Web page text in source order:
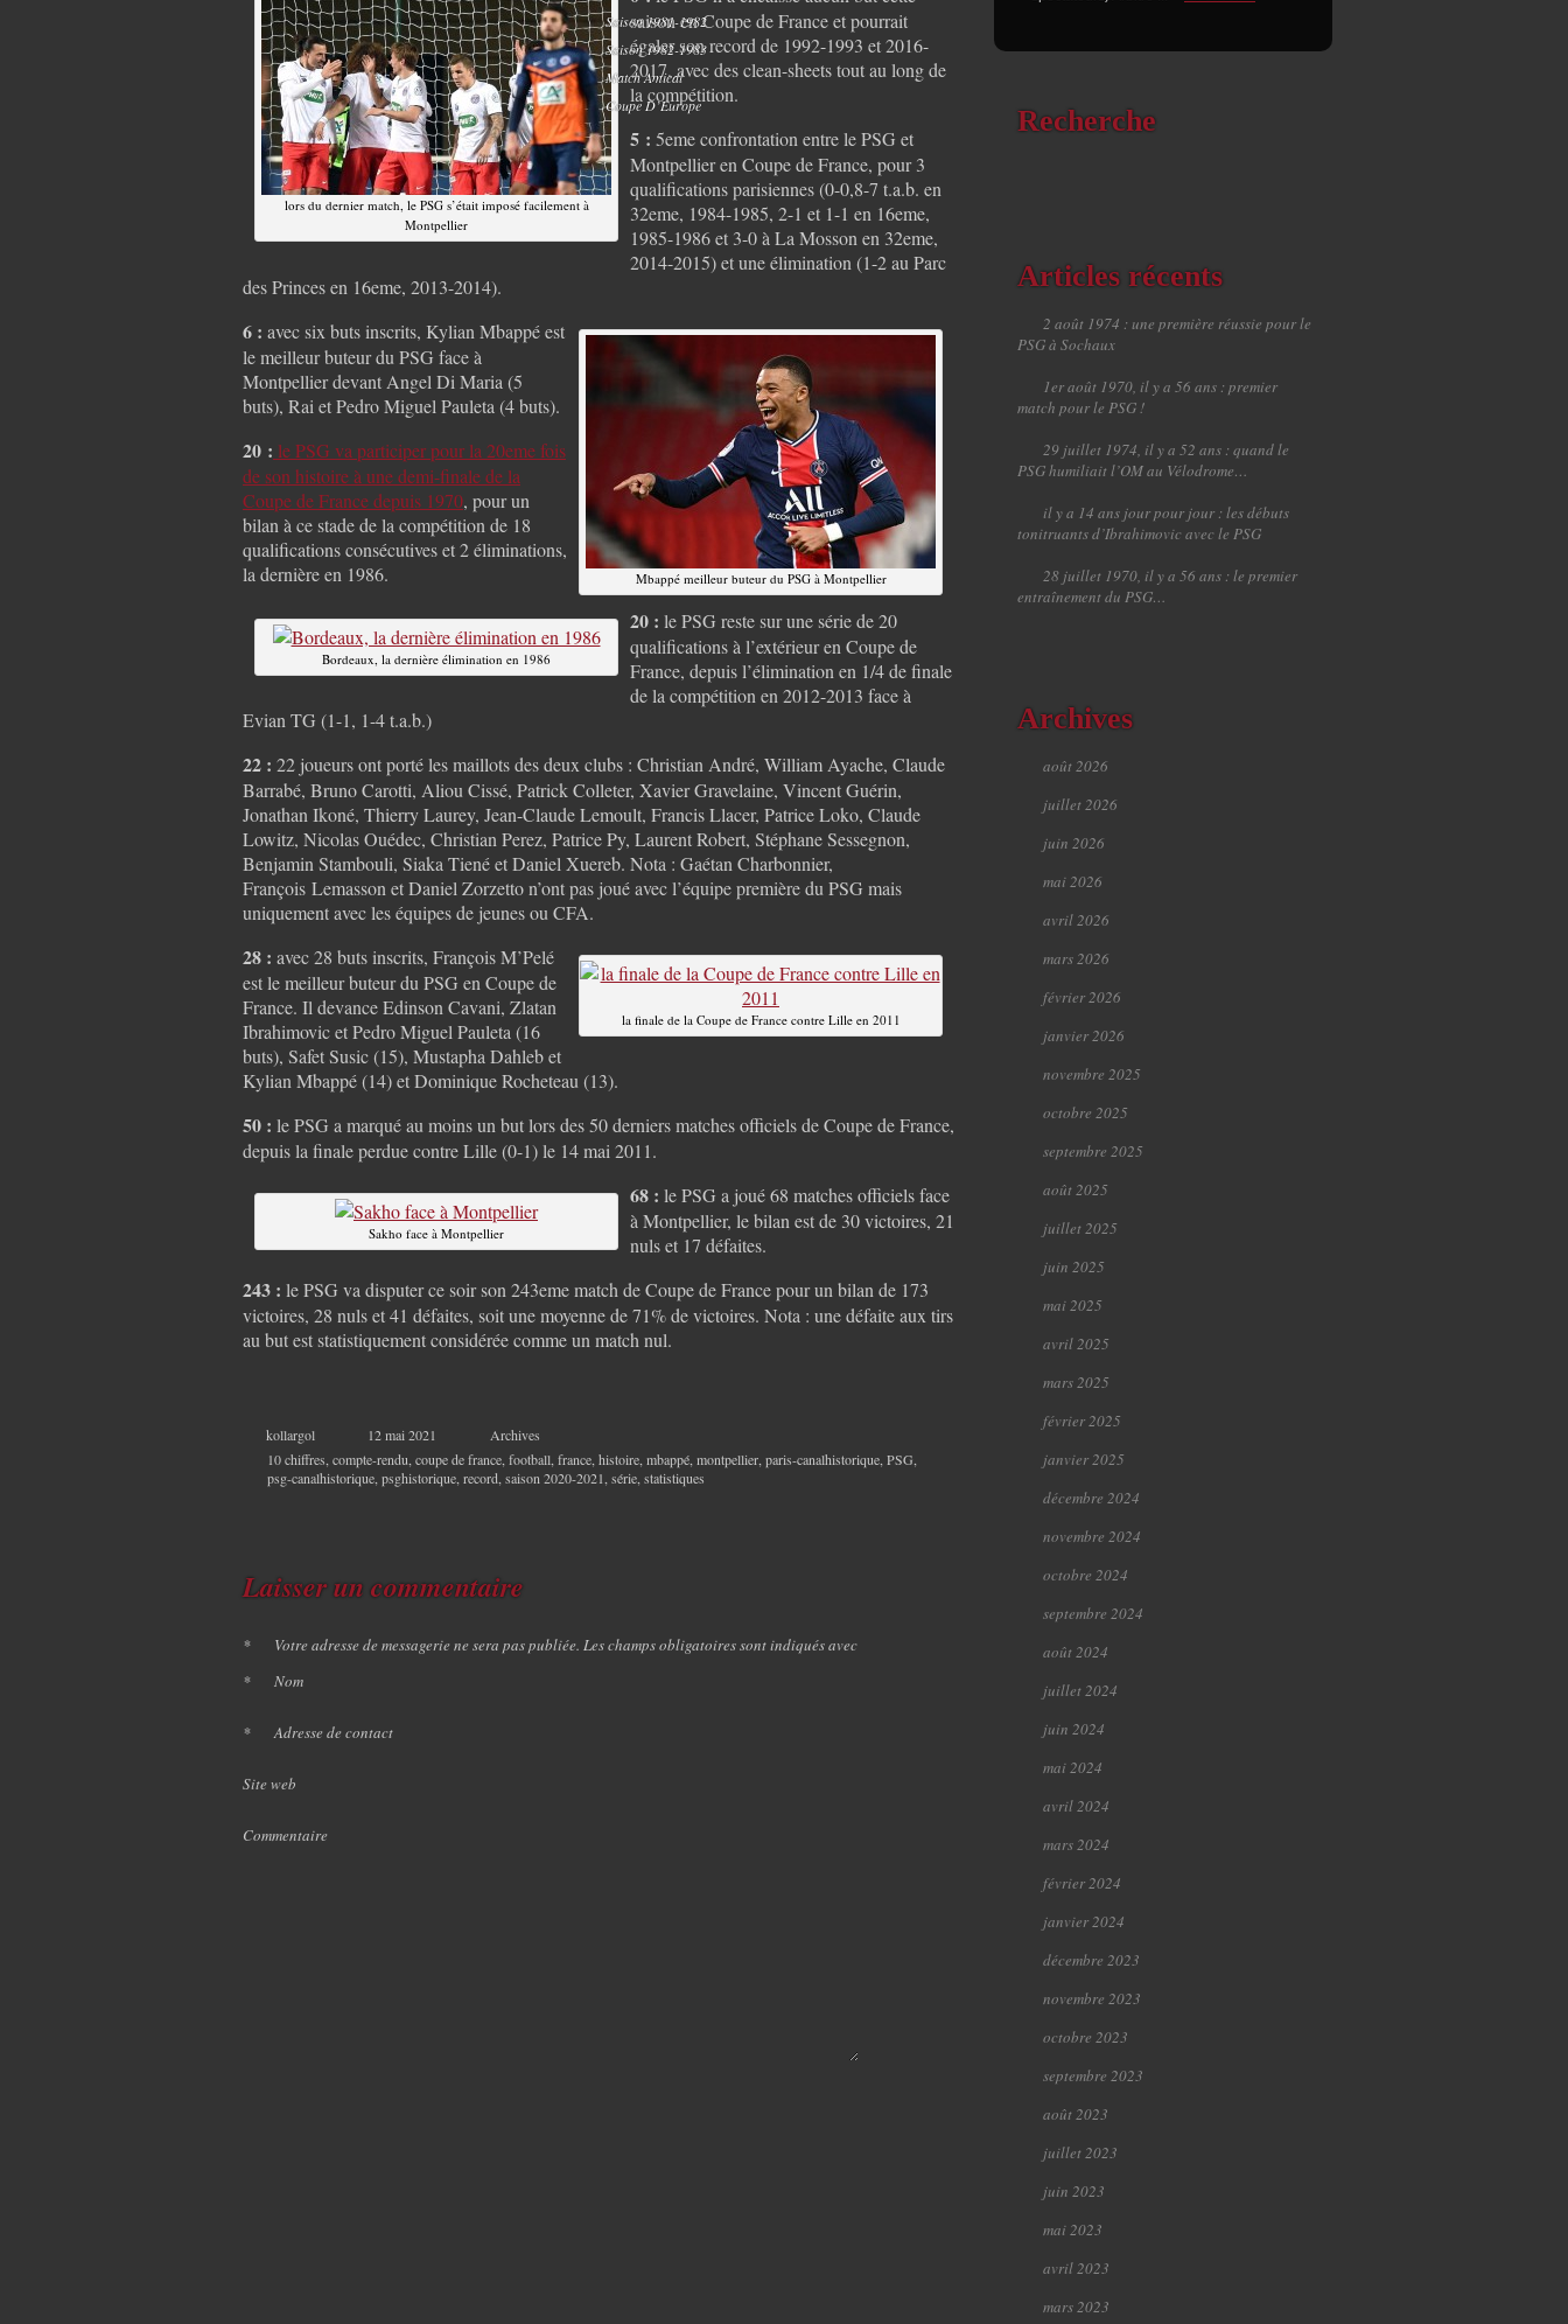
Saison 1981-1982
Saison 1982-1983
Match Amical
Coupe D’Europe
lors du dernier match, le PSG s’était imposé facilement à
Montpellier
saison en Coupe de France et pourrait
égaler son record de 1992-1993 et 2016-
2017, avec des clean-sheets tout au long de
la compétition.
5 : 5eme confrontation entre le PSG et
Montpellier en Coupe de France, pour 3
qualifications parisiennes (0-0,8-7 t.a.b. en
32eme, 1984-1985, 2-1 et 1-1 en 16eme,
1985-1986 et 3-0 à La Mosson en 32eme,
2014-2015) et une élimination (1-2 au Parc
des Princes en 16eme, 2013-2014).
Mbappé meilleur buteur du PSG à Montpellier
6 : avec six buts inscrits, Kylian Mbappé est
le meilleur buteur du PSG face à
Montpellier devant Angel Di Maria (5
buts), Rai et Pedro Miguel Pauleta (4 buts).
20 : le PSG va participer pour la 20eme fois
de son histoire à une demi-finale de la
Coupe de France depuis 1970, pour un
bilan à ce stade de la compétition de 18
qualifications consécutives et 2 éliminations,
la dernière en 1986.
Bordeaux, la dernière élimination en 1986
20 : le PSG reste sur une série de 20
qualifications à l’extérieur en Coupe de
France, depuis l’élimination en 1/4 de finale
de la compétition en 2012-2013 face à
Evian TG (1-1, 1-4 t.a.b.)
22 : 22 joueurs ont porté les maillots des deux clubs : Christian André, William Ayache, Claude
Barrabé, Bruno Carotti, Aliou Cissé, Patrick Colleter, Xavier Gravelaine, Vincent Guérin,
Jonathan Ikoné, Thierry Laurey, Jean-Claude Lemoult, Francis Llacer, Patrice Loko, Claude
Lowitz, Nicolas Ouédec, Christian Perez, Patrice Py, Laurent Robert, Stéphane Sessegnon,
Benjamin Stambouli, Siaka Tiené et Daniel Xuereb. Nota : Gaétan Charbonnier,
François Lemasson et Daniel Zorzetto n’ont pas joué avec l’équipe première du PSG mais
uniquement avec les équipes de jeunes ou CFA.
la finale de la Coupe de France contre Lille en 2011
28 : avec 28 buts inscrits, François M’Pelé
est le meilleur buteur du PSG en Coupe de
France. Il devance Edinson Cavani, Zlatan
Ibrahimovic et Pedro Miguel Pauleta (16
buts), Safet Susic (15), Mustapha Dahleb et
Kylian Mbappé (14) et Dominique Rocheteau (13).
50 : le PSG a marqué au moins un but lors des 50 derniers matches officiels de Coupe de France,
depuis la finale perdue contre Lille (0-1) le 14 mai 2011.
Sakho face à Montpellier
68 : le PSG a joué 68 matches officiels face
à Montpellier, le bilan est de 30 victoires, 21
nuls et 17 défaites.
243 : le PSG va disputer ce soir son 243eme match de Coupe de France pour un bilan de 173
victoires, 28 nuls et 41 défaites, soit une moyenne de 71% de victoires. Nota : une défaite aux tirs
au but est statistiquement considérée comme un match nul.
kollargol 12 mai 2021
Archives
10 chiffres compte-rendu coupe de france football france histoire mbappé montpellier paris-canalhistorique PSG
psg-canalhistorique psghistorique record saison 2020-2021 série statistiques
Laisser un commentaire
Votre adresse de messagerie ne sera pas publiée. Les champs obligatoires sont indiqués avec
*
Nom
*
Adresse de contact
*
Site web
Commentaire
Recherche
Articles récents
2 août 1974 : une première réussie pour le
PSG à Sochaux
1er août 1970, il y a 56 ans : premier
match pour le PSG !
29 juillet 1974, il y a 52 ans : quand le
PSG humiliait l’OM au Vélodrome…
il y a 14 ans jour pour jour : les débuts
tonitruants d’Ibrahimovic avec le PSG
28 juillet 1970, il y a 56 ans : le premier
entraînement du PSG…
Archives
août 2026
juillet 2026
juin 2026
mai 2026
avril 2026
mars 2026
février 2026
janvier 2026
novembre 2025
octobre 2025
septembre 2025
août 2025
juillet 2025
juin 2025
mai 2025
avril 2025
mars 2025
février 2025
janvier 2025
décembre 2024
novembre 2024
octobre 2024
septembre 2024
août 2024
juillet 2024
juin 2024
mai 2024
avril 2024
mars 2024
février 2024
janvier 2024
décembre 2023
novembre 2023
octobre 2023
septembre 2023
août 2023
juillet 2023
juin 2023
mai 2023
avril 2023
mars 2023